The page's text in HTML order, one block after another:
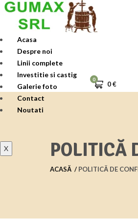
Skip
content
Acasa
Despre noi
Linii complete
Investitie si castig
Galerie foto
Contact
Noutati
X
0
0€
POLITICĂ
ACASĂ POLITICĂ DE